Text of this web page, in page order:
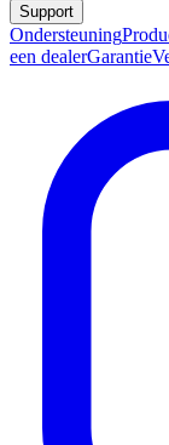
Support
Ondersteuning
een dealerGarantie